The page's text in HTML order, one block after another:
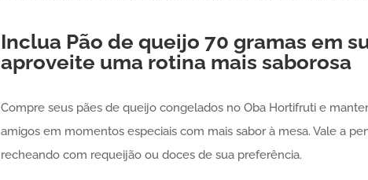
Inclua Pão de queijo 70 gramas em
aproveite uma rotina mais saborosa
Compre seus pães de queijo congelados no Oba Hortifruti e
amigos em momentos especiais com mais sabor à mesa. Vale a
recheando com requeijão ou doces de sua preferência.